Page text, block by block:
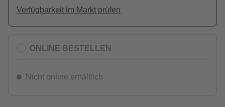
Verfügbarkeit im Markt prüfen
ONLINE BESTELLEN
Nicht online erhältlich